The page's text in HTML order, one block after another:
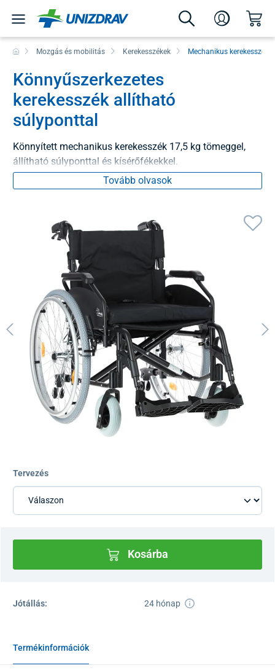
Mozgás és mobilitás Kerekesszékek Mechanikus
Könnyűszerkezetes
kerekesszék allítható
súlyponttal
Könnyített mechanikus kerekesszék 17,5 kg tömeggel,
állítható súlyponttal és kísérőfékekkel.
Tovább olvasok
Tervezés
Kosárba
Jótállás: 24 hónap
Termékinformációk